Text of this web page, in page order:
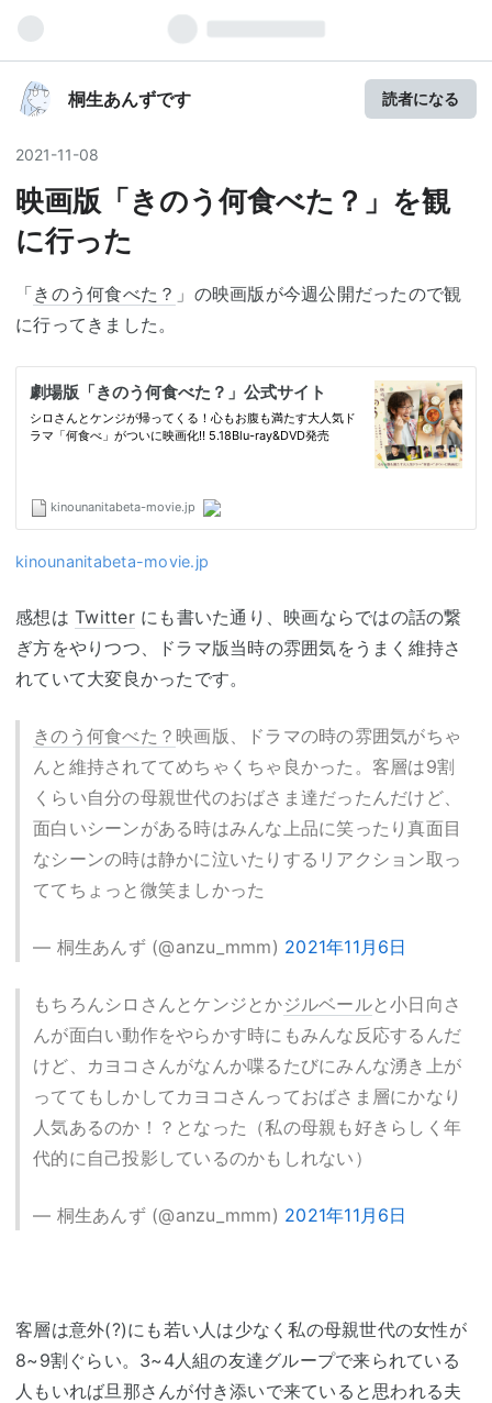
桐生あんずです 読者になる
2021-11-08
映画版「きのう何食べた？」を観
に行った
「きのう何食べた？ 」の映画版が今週公開だったので観
に行ってきました。
kinounanitabeta-movie.jp
感想は Twitterにも書いた通り、映画ならではの話の繋
ぎ方をやりつつ、ドラマ版当時の雰囲気をうまく維持さ
れていて大変良かったです。
きのう何食べた？ 映画版、ドラマの時の雰囲気がちゃ
んと維持されててめちゃくちゃ良かった。客層は9割
くらい自分の母親世代のおばさま達だったんだけど、
面白いシーンがある時はみんな上品に笑ったり真面目
なシーンの時は静かに泣いたりするリアクション取っ
ててちょっと微笑ましかった
— 桐生あんず (@anzu_mmm) 2021年11月6日
もちろんシロさんとケンジとかジルベールと小日向さ
んが面白い動作をやらかす時にもみんな反応するんだ
けど、カヨコさんがなんか喋るたびにみんな湧き上が
っててもしかしてカヨコさんっておばさま層にかなり
人気あるのか！？となった（私の母親も好きらしく年
代的に自己投影しているのかもしれない）
— 桐生あんず (@anzu_mmm) 2021年11月6日
客層は意外(?)にも若い人は少なく私の母親世代の女性が
8~9割ぐらい。3~4人組の友達グループで来られている
人もいれば旦那さんが付き添いで来ていると思われる夫